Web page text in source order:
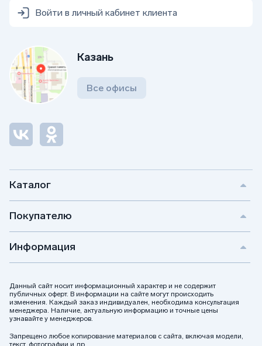
Каталог
Покупателю
Информация
Данный сайт носит информационный характер и не содержит
публичных оферт. В информации на сайте могут происходить
изменения. Каждый заказ индивидуален, необходима консультация
менеджера. Наличие, актуальную информацию и точные цены
узнавайте у менеджеров.
Запрещено любое копирование материалов с сайта, включая модели,
текст, фотографии и др.
Войти в личный кабинет клиента
Казань
Все офисы